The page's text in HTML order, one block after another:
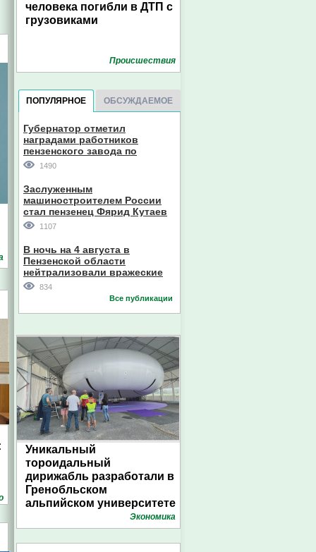
человека погибли в ДТП с
грузовиками
Проиcшествия
ПОПУЛЯРНОЕ ОБСУЖДАЕМОЕ
Губернатор отметил
наградами работников
пензенского завода по
производству станков
1490
Заслуженным
машиностроителем России
стал пензенец Фярид Кутаев
1107
В ночь на 4 августа в
Пензенской области
нейтрализовали вражеские
дроны
834
Все публикации
Уникальный
тороидальный
дирижабль разработали в
Гренобльском
альпийском университете
Экономика